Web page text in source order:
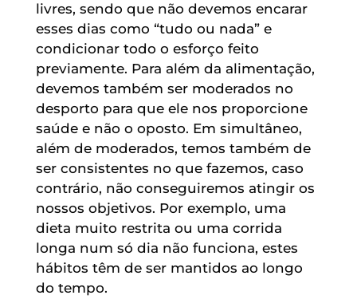
livres, sendo que não devemos encarar
esses dias como “tudo ou nada” e
condicionar todo o esforço feito
previamente. Para além da alimentação,
devemos também ser moderados no
desporto para que ele nos proporcione
saúde e não o oposto. Em simultâneo,
além de moderados, temos também de
ser consistentes no que fazemos, caso
contrário, não conseguiremos atingir os
nossos objetivos. Por exemplo, uma
dieta muito restrita ou uma corrida
longa num só dia não funciona, estes
hábitos têm de ser mantidos ao longo
do tempo.